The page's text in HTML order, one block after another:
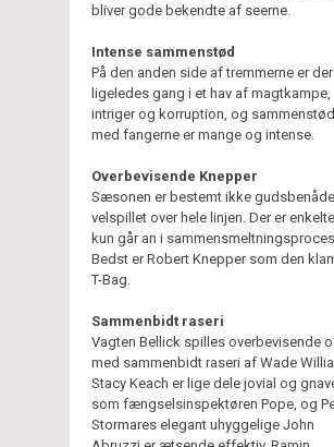
bliver gode bekendte af seerne.
Intense sammenstød
På den anden side af tremmerne er der
ligeledes gang i et hav af magtkampe,
intriger og korruption, og
med fangerne er mange og intense.
Overbevisende Knepper
Sæsonen er bestemt ikke
velspillet over hele linjen. Der er
kun går an i
Bedst er Robert Knepper som den
T-Bag.
Sammenbidt raseri
Vagten Bellick spilles overbevisende
med sammenbidt raseri af Wade
Stacy Keach er lige dele jovial og
som fængselsinspektøren Pope, og
Stormares elegant uhyggelige John